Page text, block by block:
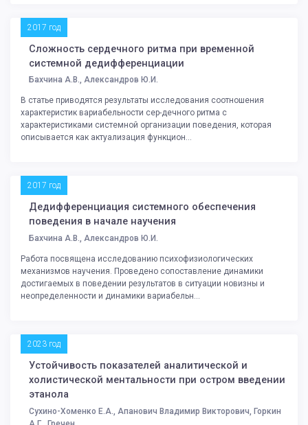
2017 год
Сложность сердечного ритма при временной
системной дедифференциации
Бахчина А.В., Александров Ю.И.
В статье приводятся результаты исследования соотношения
характеристик вариабельности сер-дечного ритма с
характеристиками системной организации поведения, которая
описывается как актуализация функцион...
2017 год
Дедифференциация системного обеспечения
поведения в начале научения
Бахчина А.В., Александров Ю.И.
Работа посвящена исследованию психофизиологических
механизмов научения. Проведено сопоставление динамики
достигаемых в поведении результатов в ситуации новизны и
неопределенности и динамики вариабельн...
2023 год
Устойчивость показателей аналитической и
холистической ментальности при остром введении
этанола
Сухино-Хоменко Е.А., Апанович Владимир Викторович, Горкин